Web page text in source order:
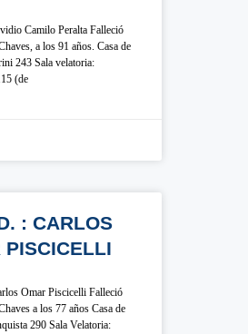
Camilo Peralta Falleció
a los 91 años. Casa de
243 Sala velatoria:
(de
: CARLOS
PISCICELLI
Omar Piscicelli Falleció
a los 77 años Casa de
290 Sala Velatoria: